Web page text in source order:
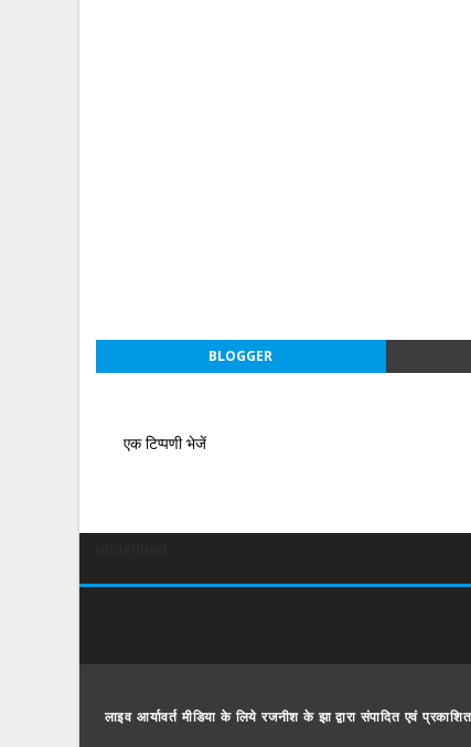
BLOGGER
एक टिप्पणी भेजें
लाइव आर्यावर्त मीडिया के लिये रजनीश के झा द्वारा संपादित एवं